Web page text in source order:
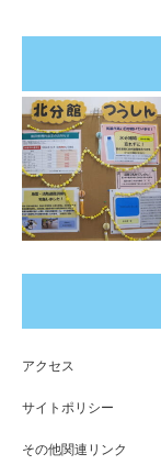
アクセス
サイトポリシー
その他関連リンク